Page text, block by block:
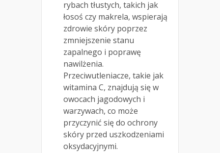
rybach tłustych, takich jak
łosoś czy makrela, wspierają
zdrowie skóry poprzez
zmniejszenie stanu
zapalnego i poprawę
nawilżenia.
Przeciwutleniacze, takie jak
witamina C, znajdują się w
owocach jagodowych i
warzywach, co może
przyczynić się do ochrony
skóry przed uszkodzeniami
oksydacyjnymi.